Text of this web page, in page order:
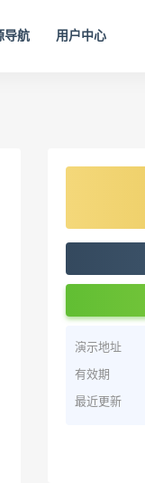
导航 用户中心
演示地址
有效期
最近更新